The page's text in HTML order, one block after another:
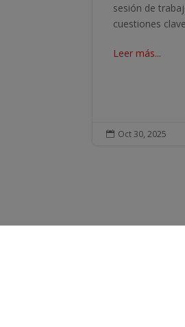
sesión de
cuestiones
Leer más...
 Oct 30, 2025